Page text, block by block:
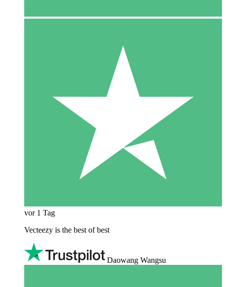
vor 1 Tag
Vecteezy is the best of best
Daowang Wangsu